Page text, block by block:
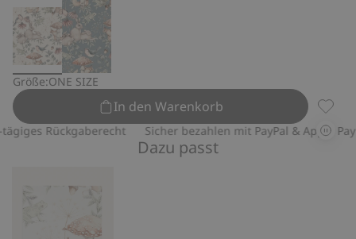
Größe:ONE SIZE
In den Warenkorb
Rückgaberecht Sicher bezahlen mit PayPal & Apple Pay
Dazu passt